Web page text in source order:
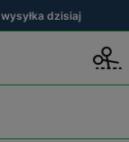
wysyłka dzisiaj